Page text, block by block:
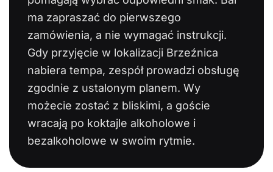
ma zapraszać do pierwszego
zamówienia, a nie wymagać instrukcji.
Gdy przyjęcie w lokalizacji Brzeźnica
nabiera tempa, zespół prowadzi obsługę
zgodnie z ustalonym planem. Wy
możecie zostać z bliskimi, a goście
wracają po koktajle alkoholowe i
bezalkoholowe w swoim rytmie.